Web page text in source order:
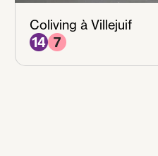
Coliving à Villejuif